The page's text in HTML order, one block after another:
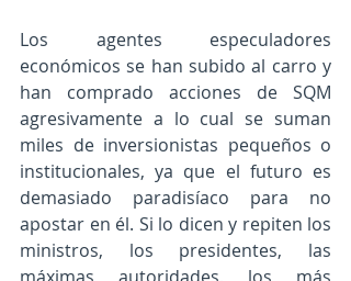
Los agentes especuladores
económicos se han subido al carro y
han comprado acciones de SQM
agresivamente a lo cual se suman
miles de inversionistas pequeños o
institucionales, ya que el futuro es
demasiado paradisíaco para no
apostar en él. Si lo dicen y repiten los
ministros, los presidentes, las